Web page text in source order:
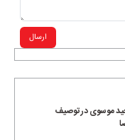
موسوی در توصیف
ارسال